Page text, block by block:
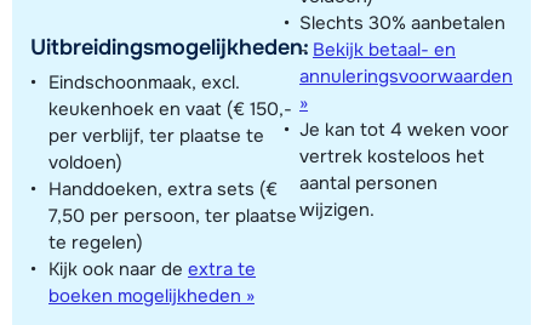
Uitbreidingsmogelijkheden:
Eindschoonmaak, excl.
keukenhoek en vaat (€ 150,-
per verblijf, ter plaatse te
voldoen)
Handdoeken, extra sets (€
7,50 per persoon, ter plaatse
te regelen)
Kijk ook naar de extra te
boeken mogelijkheden »
Slechts 30% aanbetalen
- Bekijk betaal- en
annuleringsvoorwaarden
»
Je kan tot 4 weken voor
vertrek kosteloos het
aantal personen
wijzigen.